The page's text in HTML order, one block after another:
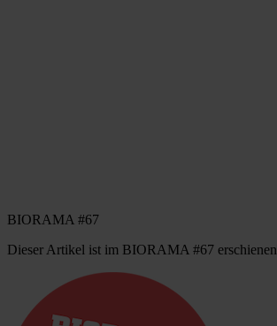
BIORAMA #67
Dieser Artikel ist im BIORAMA #67 erschienen